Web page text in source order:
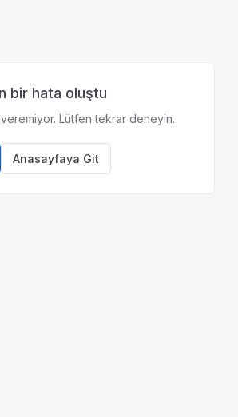
bir hata oluştu
Lütfen tekrar deneyin.
Anasayfaya Git